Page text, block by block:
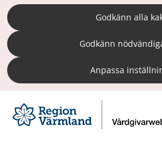
Godkänn alla
Godkänn
Anpassa